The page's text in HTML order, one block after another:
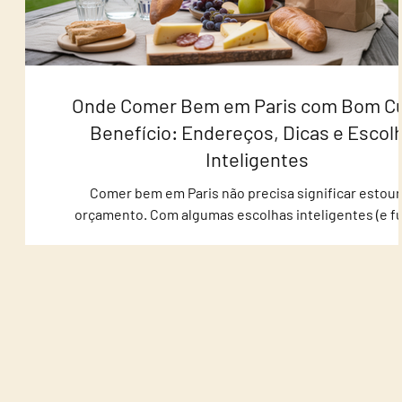
Onde Comer Bem em Paris com Bom
Benefício: Endereços, Dicas e
Inteligentes
Comer bem em Paris não precisa significar
orçamento. Com algumas escolhas inteligentes (e